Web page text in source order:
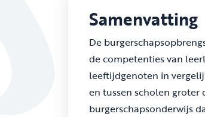
Samenvatting
De
de competenties van
leeftijdgenoten in
en tussen scholen groter
burgerschapsonderwijs